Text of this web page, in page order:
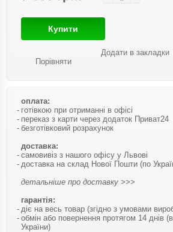
Купити
Порівняти
Додати в закладки
оплата:
готівкою при отриманні в офісі
переказ з карти через додаток Приват24
безготівковий розрахунок
доставка:
самовивіз з нашого офісу у Львові
доставка на склад Нової Пошти (по
детальніше про доставку >>>
гарантія:
діє на весь товар (згідно з умовами
обмін або повернення протягом 14 днів
України)